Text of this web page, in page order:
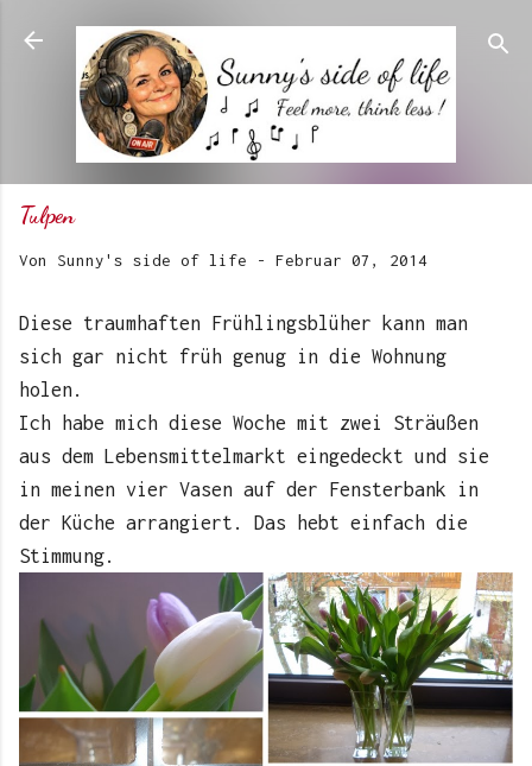
Direkt zum Hauptbereich
Tulpen
Von Sunny's side of life - Februar 07, 2014
Diese traumhaften Frühlingsblüher kann man
sich gar nicht früh genug in die Wohnung
holen.
Ich habe mich diese Woche mit zwei Sträußen
aus dem Lebensmittelmarkt eingedeckt und sie
in meinen vier Vasen auf der Fensterbank in
der Küche arrangiert. Das hebt einfach die
Stimmung.